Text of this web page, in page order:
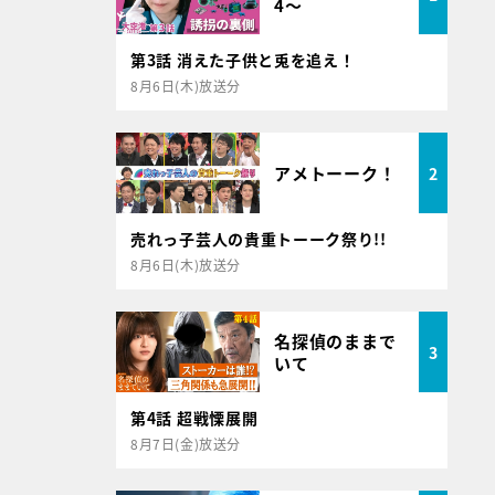
第3話 消えた子供と兎を追え！
8月6日(木)放送分
アメトーーク！ 2
売れっ子芸人の貴重トーーク祭り!!
8月6日(木)放送分
名探偵のままで
いて
3
第4話 超戦慄展開
8月7日(金)放送分